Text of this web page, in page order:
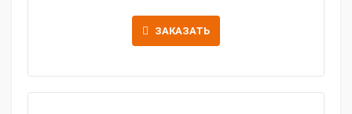
ЗАКАЗАТЬ